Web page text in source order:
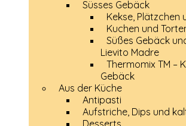
Süsses Gebäck
Kekse, Plätzchen
Kuchen und
Süßes Gebäck
Lievito Madre
Thermomix TM –
Gebäck
Aus der Küche
Antipasti
Aufstriche, Dips und
Desserts